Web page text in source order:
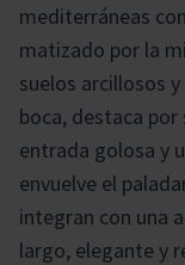
mediterráneas
matizado por la
suelos arcillosos
boca, destaca por
entrada golosa y
envuelve el
integran con una
largo, elegante y